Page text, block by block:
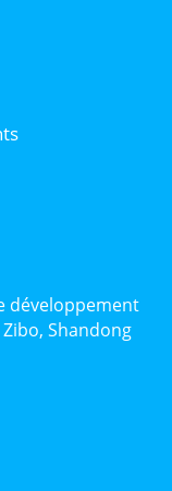
développement
Shandong